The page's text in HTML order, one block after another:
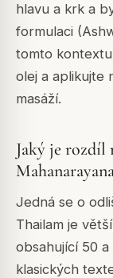
hlavu a krk a
formulaci
tomto
olej a aplikujte
masáží.
Jaký je rozdíl
Jedná se o
Thailam je
obsahující 50
klasických